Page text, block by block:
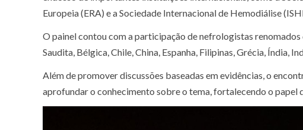
Europeia (ERA) e a Sociedade Internacional de Hemodiálise
O painel contou com a participação de nefrologistas
Saudita, Bélgica, Chile, China, Espanha, Filipinas, Grécia, Índia,
Além de promover discussões baseadas em evidências, o
aprofundar o conhecimento sobre o tema, fortalecendo o papel